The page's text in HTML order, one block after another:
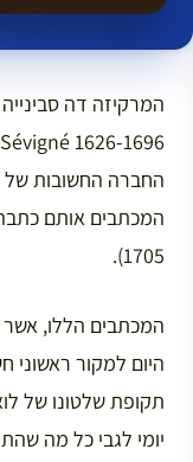
1705).
המכתבים הללו, אשר
היום למקור ראשוני
יומי לגבי כל מה